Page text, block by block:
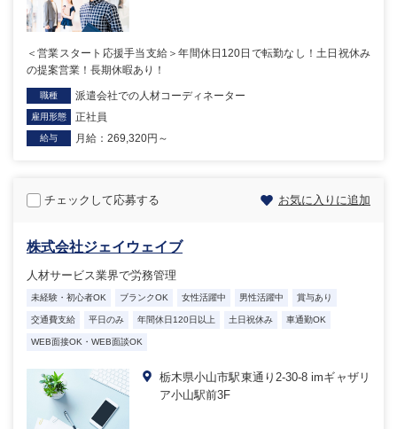
＜営業スタート応援手当支給＞年間休日120日で転勤なし！土日祝休み
の提案営業！長期休暇あり！
職種 派遣会社での人材コーディネーター
雇用形態 正社員
給与 月給：269,320円～
チェックして応募する お気に入りに追加
株式会社ジェイウェイブ
人材サービス業界で労務管理
未経験・初心者OK ブランクOK 女性活躍中 男性活躍中 賞与あり
交通費支給 平日のみ 年間休日120日以上 土日祝休み 車通勤OK
WEB面接OK・WEB面談OK
栃木県小山市駅東通り2-30-8 imギャザリ
ア小山駅前3F